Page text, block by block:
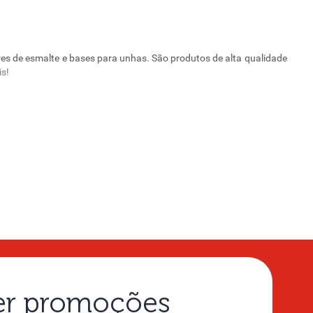
de esmalte e bases para unhas. São produtos de alta qualidade
Utilizar uma boa base é essencial para garantir a durabilidade e
promoções